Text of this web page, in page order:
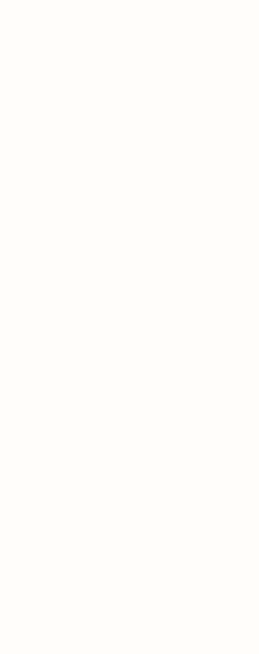
de dívidas
de moedas
e cuidados